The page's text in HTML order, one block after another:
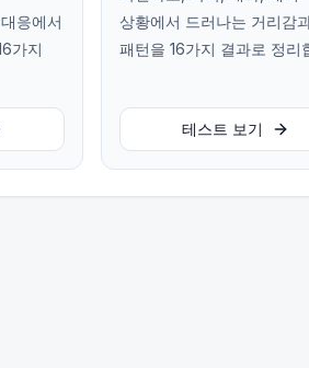
응에서
가지
상황에서 드러나는 거리감
패턴을 16가지 결과로 정리
테스트 보기